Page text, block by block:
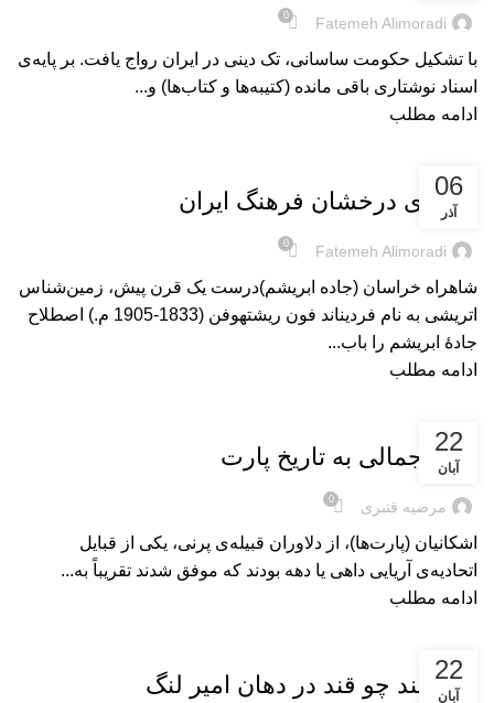
Fatemeh Alimoradi
0
با تشکیل حکومت ساسانی، تک دینی در ایران رواج یافت. بر پایه‌ی
اسناد نوشتاری باقی مانده (کتیبه‌ها و کتاب‌ها) و...
ادامه مطلب
06
آذر
اوج‌های درخشان فرهنگ ایران
Fatemeh Alimoradi
0
شاهراه خراسان (جاده‌ ابریشم)درست یک قرن پیش، زمین‌شناس
اتریشی به نام فردیناند فون ریشتهوفن (1833-1905 م.) اصطلاح
جادۀ‌ ابریشم را باب...
ادامه مطلب
22
آبان
نگاه اجمالی به تاریخ پارت
مرضیه قنبری 0
اشکانیان (پارت‌ها)، از دلاوران قبیله‌ی پرنی، یکی از قبایل
اتحادیه‌ی آریایی داهی یا دهه بودند که موفق شدند تقریباً به...
ادامه مطلب
22
آبان
سمرقند چو قند در دهان امیر لنگ